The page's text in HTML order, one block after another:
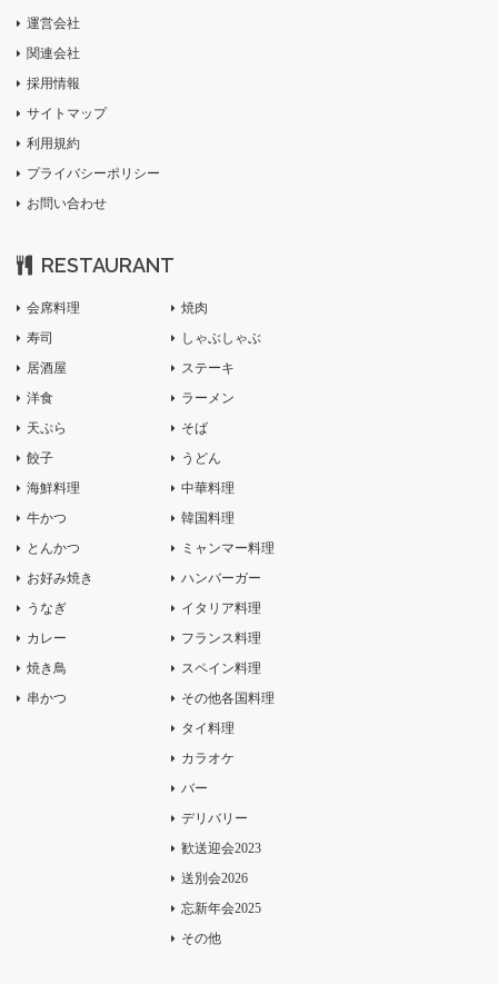
運営会社
関連会社
採用情報
サイトマップ
利用規約
プライバシーポリシー
お問い合わせ
RESTAURANT
会席料理
寿司
居酒屋
洋食
天ぷら
餃子
海鮮料理
牛かつ
とんかつ
お好み焼き
うなぎ
カレー
焼き鳥
串かつ
焼肉
しゃぶしゃぶ
ステーキ
ラーメン
そば
うどん
中華料理
韓国料理
ミャンマー料理
ハンバーガー
イタリア料理
フランス料理
スペイン料理
その他各国料理
タイ料理
カラオケ
バー
デリバリー
歓送迎会2023
送別会2026
忘新年会2025
その他